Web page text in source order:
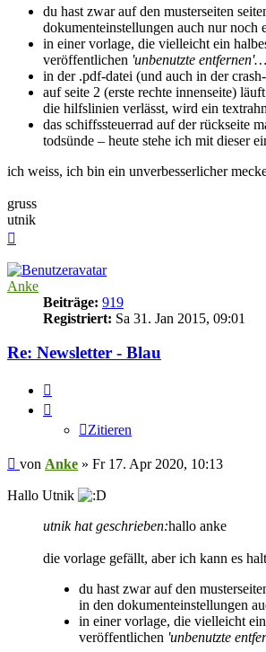
du hast zwar auf den musterseiten
dokumenteinstellungen auch nur
in einer vorlage, die vielleicht ein
veröffentlichen 'unbenutzte entfernen'…
in der .pdf-datei (und auch in der
auf seite 2 (erste rechte innenseite)
die hilfslinien verlässt, wird ein
das schiffssteuerrad auf der rückseite
todsünde – heute stehe ich mit dieser
ich weiss, ich bin ein unverbesserlicher
gruss
utnik
Anke
Beiträge: 919
Registriert: Sa 31. Jan 2015, 09:01
Re: Newsletter - Blau
Zitieren
Beitrag
von Anke » Fr 17. Apr 2020, 10:13
Hallo Utnik
utnik hat geschrieben:hallo anke
die vorlage gefällt, aber ich kann es
du hast zwar auf den
in den dokumenteinstellungen
in einer vorlage, die vielleicht
veröffentlichen 'unbenutzte